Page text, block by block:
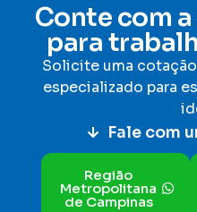
Conte com
para
Solicite uma
especializado para
Fale com
Região
Metropolitana
de Campinas